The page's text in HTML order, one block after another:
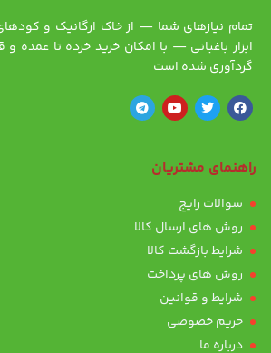
تمام نیازهای شما — از خاک ارگانیک و
ابزار باغبانی — با امکان خرید خرده تا عمده و
گردآوری شده است
راهنمای مشتریان
سوالات رایج
روش های ارسال کالا
شرایط بازگشت کالا
روش های پرداخت
شرایط و قوانین
حریم خصوصی
درباره ما